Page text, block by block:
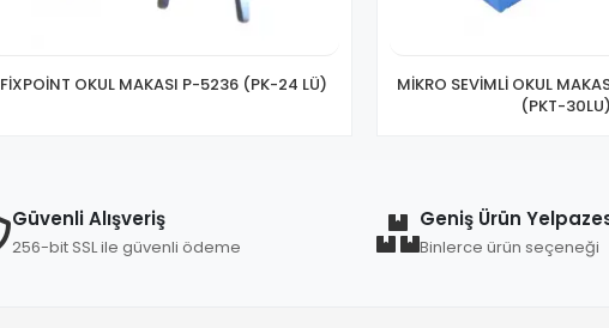
FİXPOİNT OKUL MAKASI P-5236 (PK-24 LÜ)
MİKRO SEVİMLİ OKUL
(PKT-30LU)
Güvenli Alışveriş
256-bit SSL ile güvenli ödeme
Geniş Ürün
Binlerce ürün seçeneği